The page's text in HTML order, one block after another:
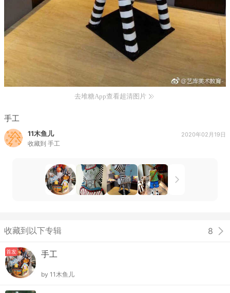
去堆糖App查看超清图片
手工
11木鱼儿
收藏到 手工
2020年02月19日
收藏到以下专辑 8
首发 手工
by 11木鱼儿